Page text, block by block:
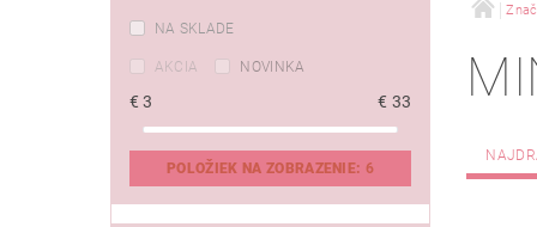
NA SKLADE
AKCIA NOVINKA
€3 € 33
POLOŽIEK NA ZOBRAZENIE: 6